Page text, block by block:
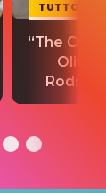
TUTTO
“The
Olivia
testo,